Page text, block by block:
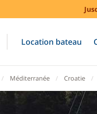
Location bateau
Méditerranée Croatie